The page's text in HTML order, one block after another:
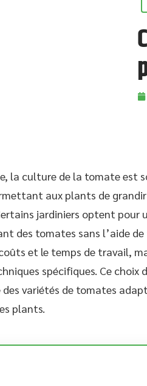
la culture de la tomate est
aux plants de
jardiniers optent pour
des tomates sans l’aide
et le temps de travail,
spécifiques. Ce choix
variétés de tomates
plants.